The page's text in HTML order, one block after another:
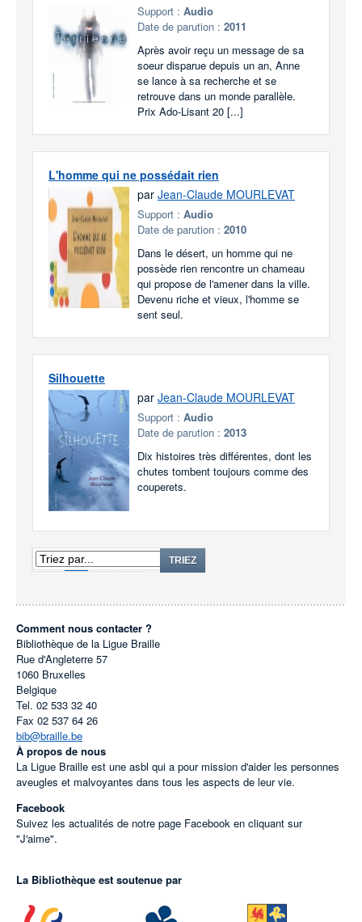
Support : Audio
Date de parution : 2011
Après avoir reçu un message de sa
soeur disparue depuis un an, Anne
se lance à sa recherche et se
retrouve dans un monde parallèle.
Prix Ado-Lisant 20 [...]
L'homme qui ne possédait rien
par Jean-Claude MOURLEVAT
Support : Audio
Date de parution : 2010
Dans le désert, un homme qui ne
possède rien rencontre un chameau
qui propose de l'amener dans la ville.
Devenu riche et vieux, l'homme se
sent seul.
Silhouette
par Jean-Claude MOURLEVAT
Support : Audio
Date de parution : 2013
Dix histoires très différentes, dont les
chutes tombent toujours comme des
couperets.
1 TRIEZ
Comment nous contacter ?
Bibliothèque de la Ligue Braille
Rue d'Angleterre 57
1060 Bruxelles
Belgique
Tel. 02 533 32 40
Fax 02 537 64 26
bib@braille.be
À propos de nous
La Ligue Braille est une asbl qui a pour mission d'aider les personnes
aveugles et malvoyantes dans tous les aspects de leur vie.
Facebook
Suivez les actualités de notre page Facebook en cliquant sur
"J'aime".
La Bibliothèque est soutenue par